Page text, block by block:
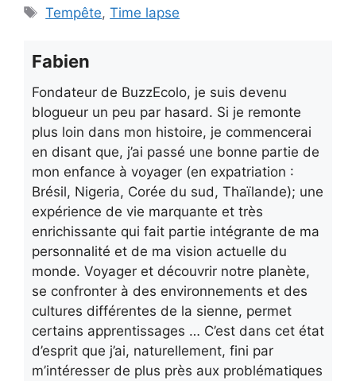
Étiquettes
Tempête,Time lapse
Fabien
Fondateur de BuzzEcolo, je suis devenu
blogueur un peu par hasard. Si je remonte
plus loin dans mon histoire, je commencerai
en disant que, j’ai passé une bonne partie de
mon enfance à voyager (en expatriation :
Brésil, Nigeria, Corée du sud, Thaïlande); une
expérience de vie marquante et très
enrichissante qui fait partie intégrante de ma
personnalité et de ma vision actuelle du
monde. Voyager et découvrir notre planète,
se confronter à des environnements et des
cultures différentes de la sienne, permet
certains apprentissages … C’est dans cet état
d’esprit que j’ai, naturellement, fini par
m’intéresser de plus près aux problématiques